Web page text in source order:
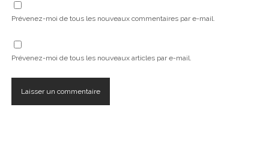
Prévenez-moi de tous les nouveaux commentaires par e-mail.
Prévenez-moi de tous les nouveaux articles par e-mail.